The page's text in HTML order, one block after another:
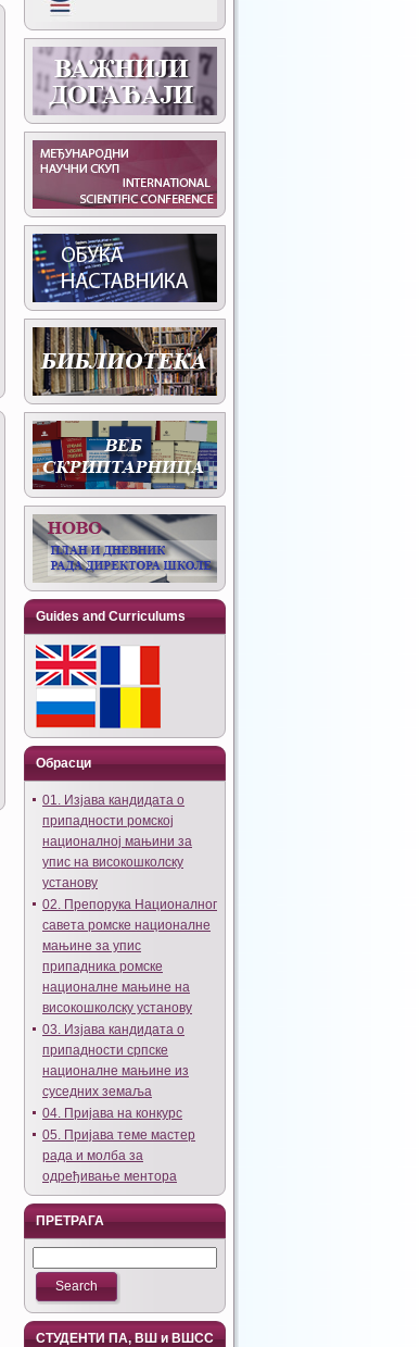
Guides and Curriculums
Обрасци
01. Изјава кандидата о
припадности ромској
националној мањини за
упис на високошколску
установу
02. Препорука Националног
савета ромске националне
мањине за упис
припадника ромске
националне мањине на
високошколску установу
03. Изјава кандидата о
припадности српске
националне мањине из
суседних земаља
04. Пријава на конкурс
05. Пријава теме мастер
рада и молба за
одређивање ментора
ПРЕТРАГА
СТУДЕНТИ ПА, ВШ и ВШСС